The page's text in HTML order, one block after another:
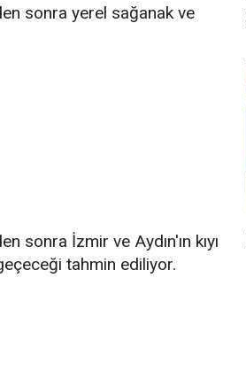
sonra yerel sağanak ve
sonra İzmir ve Aydın'ın kıyı
tahmin ediliyor.